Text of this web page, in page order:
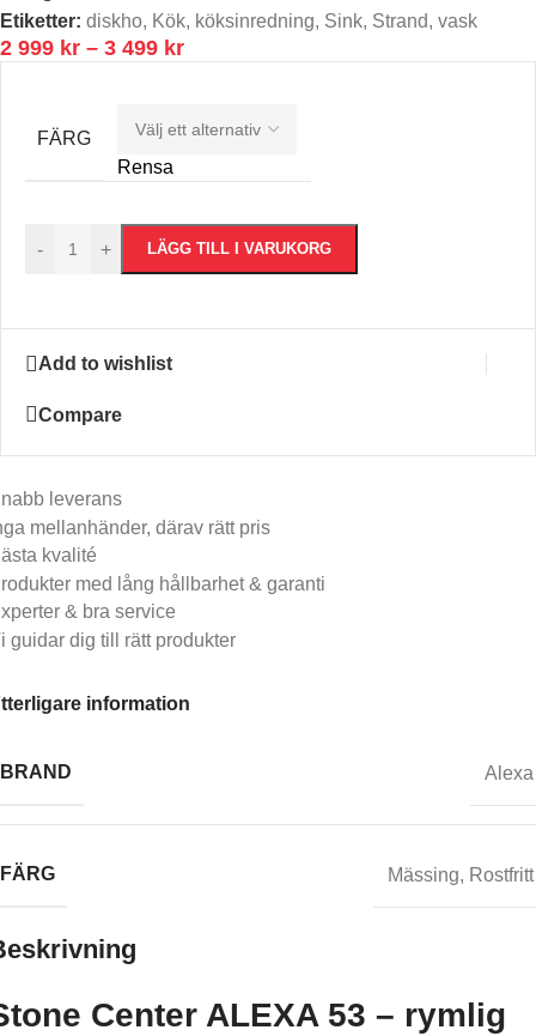
Etiketter: diskho, Kök, köksinredning, Sink, Strand, vask
2 999 kr – 3 499 kr
FÄRG
Rensa
- + LÄGG TILL I VARUKORG
Add to wishlist
Compare
leverans​
mellanhänder, därav rätt pris
kvalité
med lång hållbarhet & garanti
& bra service
guidar dig till rätt produkter
information
BRAND Alexa
FÄRG Mässing, Rostfritt
Center ALEXA 53 – rymlig